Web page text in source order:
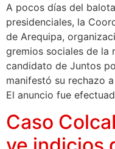
A pocos días del
presidenciales, la
de Arequipa,
gremios sociales de la
candidato de Juntos
manifestó su rechazo
El anuncio fue
Caso